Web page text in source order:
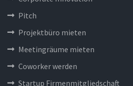
Pitch
Projektbüro mieten
Meetingräume mieten
Coworker werden
Startup Firmenmitgliedschaft